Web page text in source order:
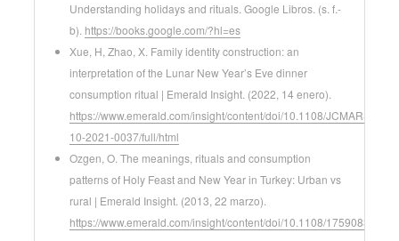
Understanding holidays and rituals. Google Libros. (s. f.-
b). https://books.google.com/?hl=es
Xue, H, Zhao, X. Family identity construction: an
interpretation of the Lunar New Year’s Eve dinner
consumption ritual | Emerald Insight. (2022, 14 enero).
https://www.emerald.com/insight/content/doi/10.1108/JCMARS-
10-2021-0037/full/html
Ozgen, O. The meanings, rituals and consumption
patterns of Holy Feast and New Year in Turkey: Urban vs
rural | Emerald Insight. (2013, 22 marzo).
https://www.emerald.com/insight/content/doi/10.1108/